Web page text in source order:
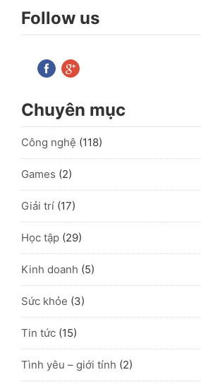
Follow us
Chuyên mục
Công nghệ (118)
Games (2)
Giải trí (17)
Học tập (29)
Kinh doanh (5)
Sức khỏe (3)
Tin tức (15)
Tình yêu – giới tính (2)